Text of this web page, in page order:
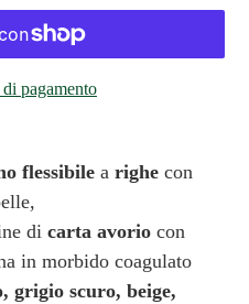
pagamento
flessibile a righe con
di carta avorio con
in morbido coagulato
grigio scuro, beige,